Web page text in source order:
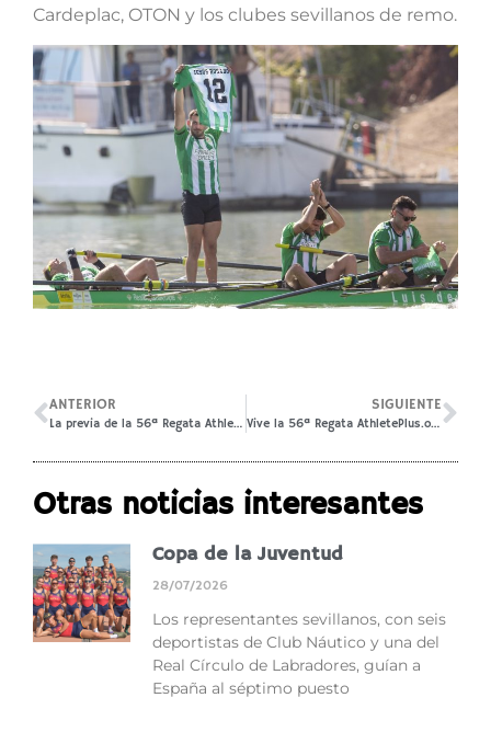
Cardeplac, OTON y los clubes sevillanos de remo.
ANTERIOR
La previa de la 56ª Regata AthletePlus.org Sevilla-Betis, en TVE
SIGUIENTE
Vive la 56ª Regata AthletePlus.org Sevilla-Betis en Betis TV
Otras noticias interesantes
Copa de la Juventud
28/07/2026
Los representantes sevillanos, con seis
deportistas de Club Náutico y una del
Real Círculo de Labradores, guían a
España al séptimo puesto